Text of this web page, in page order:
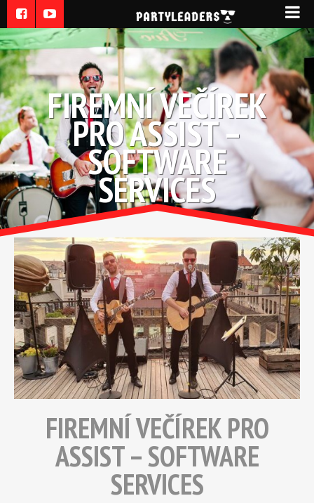
FIREMNÍ VEČÍREK
PRO ASSIST –
SOFTWARE
SERVICES
FIREMNÍ VEČÍREK PRO
ASSIST – SOFTWARE
SERVICES